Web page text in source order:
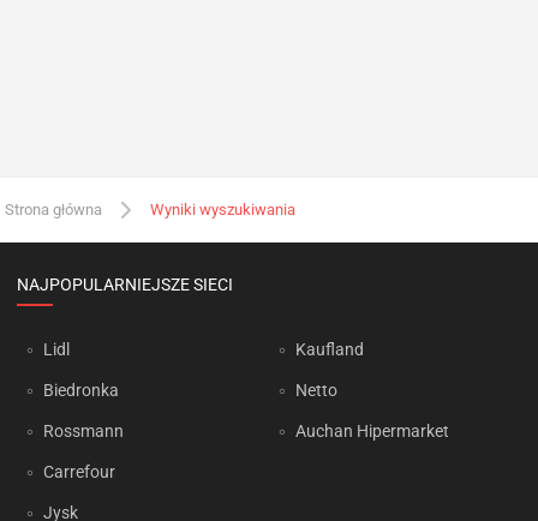
Strona główna Wyniki wyszukiwania
NAJPOPULARNIEJSZE SIECI
Lidl
Biedronka
Rossmann
Carrefour
Jysk
Kaufland
Netto
Auchan Hipermarket